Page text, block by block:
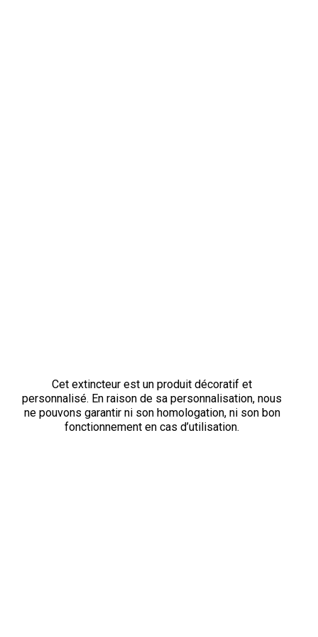
Cet extincteur est un produit décoratif et
personnalisé. En raison de sa personnalisation, nous
ne pouvons garantir ni son homologation, ni son bon
fonctionnement en cas d’utilisation.